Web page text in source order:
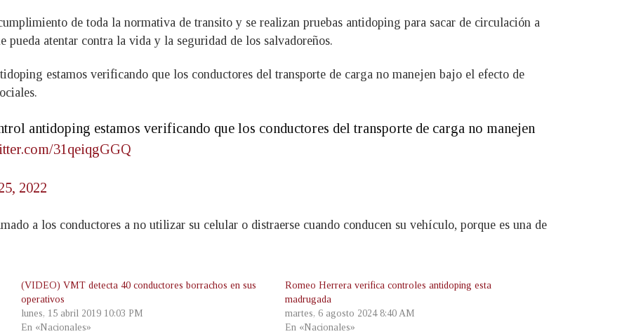
de toda la normativa de transito y se realizan pruebas antidoping para sacar de circulación a
pueda atentar contra la vida y la seguridad de los salvadoreños.
estamos verificando que los conductores del transporte de carga no manejen bajo el efecto de
antidoping estamos verificando que los conductores del transporte de carga no manejen
31qeiqgGGQ
2022
a los conductores a no utilizar su celular o distraerse cuando conducen su vehículo, porque es una de
(VIDEO) VMT detecta 40 conductores borrachos en sus
operativos
lunes, 15 abril 2019 10:03 PM
En «Nacionales»
Romeo Herrera verifica controles antidoping esta
madrugada
martes, 6 agosto 2024 8:40 AM
En «Nacionales»